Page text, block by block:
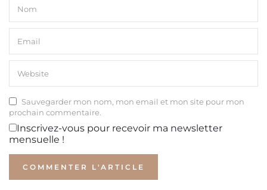
Sauvegarder mon nom, mon email et mon site pour mon
prochain commentaire.
Inscrivez-vous pour recevoir ma newsletter
mensuelle !